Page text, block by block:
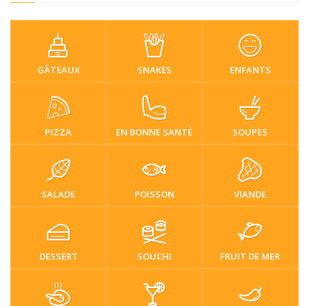
GÂTEAUX SNAKES ENFANTS
PIZZA EN BONNE SANTÉ SOUPES
SALADE POISSON VIANDE
DESSERT SOUCHI FRUIT DE MER